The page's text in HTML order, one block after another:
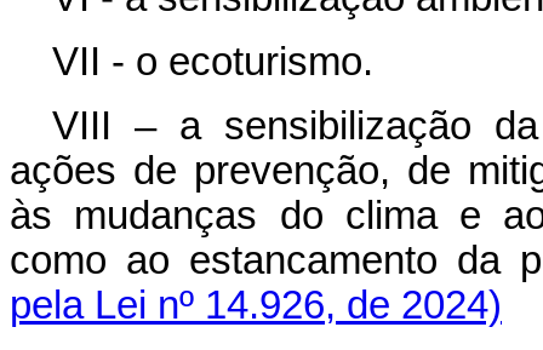
VII - o ecoturismo.
VIII – a sensibilização
ações de prevenção, de
às mudanças do clima e
como ao estancamento
pela Lei nº 14.926, de 2024)